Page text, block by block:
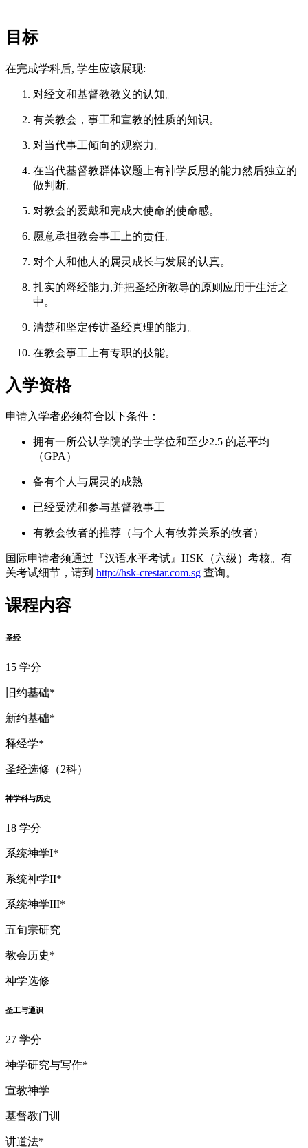
目标
在完成学科后, 学生应该展现:
对经文和基督教教义的认知。
有关教会，事工和宣教的性质的知识。
对当代事工倾向的观察力。
在当代基督教群体议题上有神学反思的能力然后独立的
做判断。
对教会的爱戴和完成大使命的使命感。
愿意承担教会事工上的责任。
对个人和他人的属灵成长与发展的认真。
扎实的释经能力,并把圣经所教导的原则应用于生活之
中。
清楚和坚定传讲圣经真理的能力。
在教会事工上有专职的技能。
入学资格
申请入学者必须符合以下条件：
拥有一所公认学院的学士学位和至少2.5 的总平均
（GPA）
备有个人与属灵的成熟
已经受洗和参与基督教事工
有教会牧者的推荐（与个人有牧养关系的牧者）
国际申请者须通过『汉语水平考试』HSK（六级）考核。有
关考试细节，请到 http://hsk-crestar.com.sg 查询。
课程内容
圣经
15 学分
旧约基础*
新约基础*
释经学*
圣经选修（2科）
神学科与历史
18 学分
系统神学I*
系统神学II*
系统神学III*
五旬宗研究
教会历史*
神学选修
圣工与通识
27 学分
神学研究与写作*
宣教神学
基督教门训
讲道法*